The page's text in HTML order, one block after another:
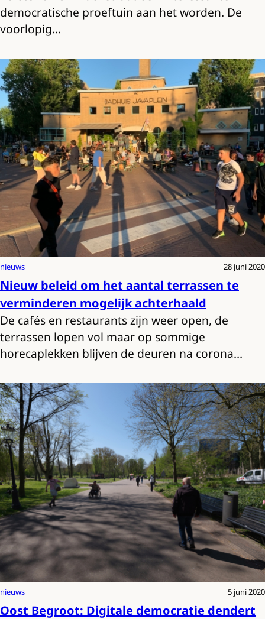
democratische proeftuin aan het worden. De
voorlopig…
nieuws 28 juni 2020
Nieuw beleid om het aantal terrassen te
verminderen mogelijk achterhaald
De cafés en restaurants zijn weer open, de
terrassen lopen vol maar op sommige
horecaplekken blijven de deuren na corona…
nieuws 5 juni 2020
Oost Begroot: Digitale democratie dendert